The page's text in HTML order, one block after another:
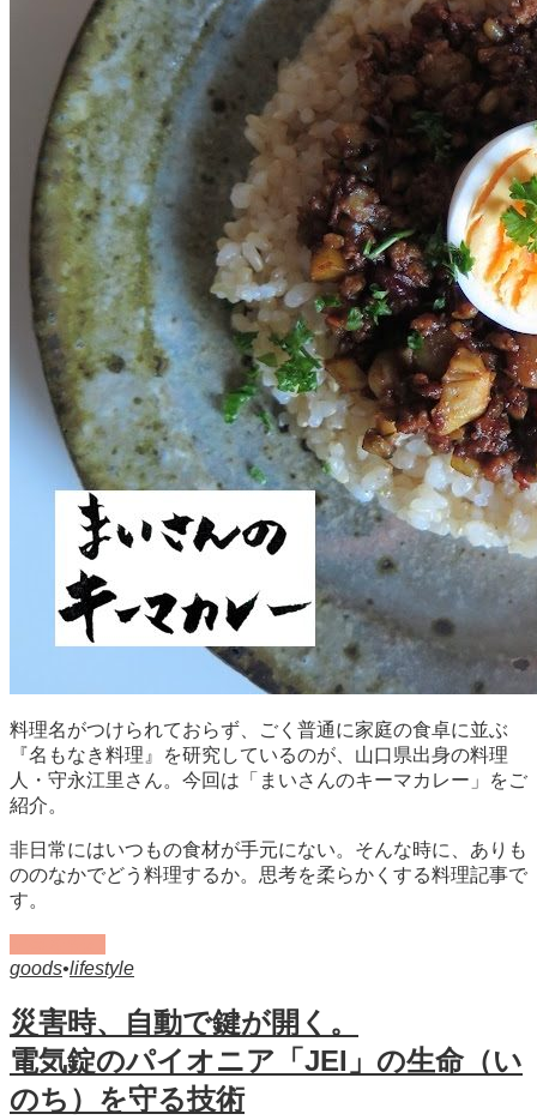
料理名がつけられておらず、ごく普通に家庭の食卓に並ぶ
『名もなき料理』を研究しているのが、山口県出身の料理
人・守永江里さん。今回は「まいさんのキーマカレー」をご
紹介。
非日常にはいつもの食材が手元にない。そんな時に、ありも
ののなかでどう料理するか。思考を柔らかくする料理記事で
す。
goods•lifestyle
災害時、自動で鍵が開く。
電気錠のパイオニア「JEI」の生命（い
のち）を守る技術